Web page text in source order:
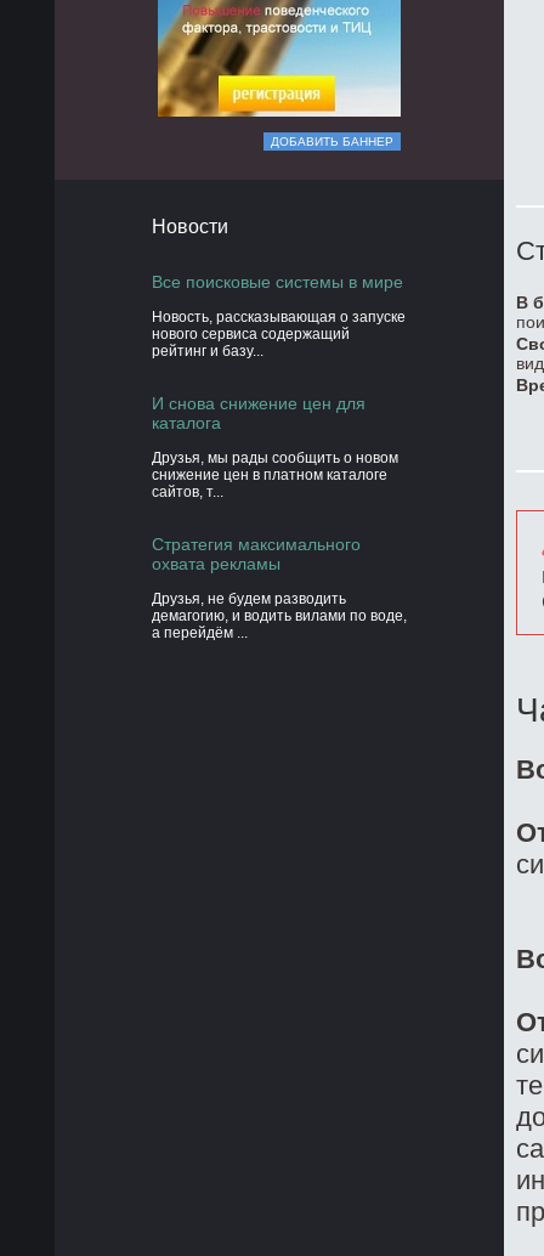
ДОБАВИТЬ БАННЕР
Новости
Все поисковые системы в мире
Новость, рассказывающая о запуске
нового сервиса содержащий
рейтинг и базу...
И снова снижение цен для
каталога
Друзья, мы рады сообщить о новом
снижение цен в платном каталоге
сайтов, т...
Стратегия максимального
охвата рекламы
Друзья, не будем разводить
демагогию, и водить вилами по воде,
а перейдём ...
В